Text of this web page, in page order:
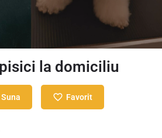
la domiciliu
Suna Favorit